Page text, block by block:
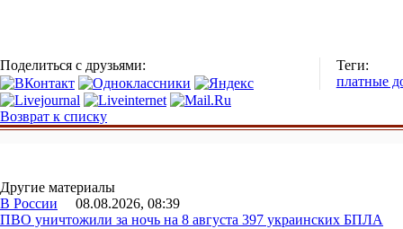
Поделиться с друзьями:
Теги:
платные
Возврат к списку
Другие материалы
В России 08.08.2026, 08:39
ПВО уничтожили за ночь на 8 августа 397 украинских БПЛА